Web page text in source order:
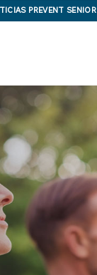
PREVENT SENIOR